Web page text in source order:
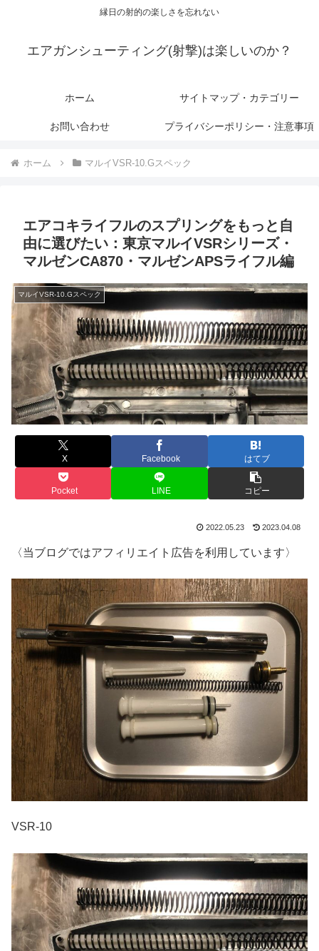
縁日の射的の楽しさを忘れない
エアガンシューティング(射撃)は楽しいのか？
ホーム サイトマップ・カテゴリー
お問い合わせ プライバシーポリシー・注意事項
ホーム マルイVSR-10.Gスペック
エアコキライフルのスプリングをもっと自
由に選びたい：東京マルイVSRシリーズ・
マルゼンCA870・マルゼンAPSライフル編
マルイVSR-10.Gスペック
X Facebook はてブ
Pocket LINE コピー
2022.05.23 2023.04.08
〈当ブログではアフィリエイト広告を利用しています〉
VSR-10